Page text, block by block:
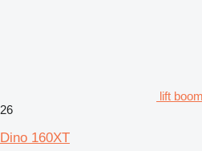
lift
26
Dino 160XT